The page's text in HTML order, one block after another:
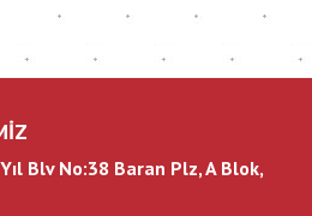
Blv No:38 Baran Plz, A Blok,